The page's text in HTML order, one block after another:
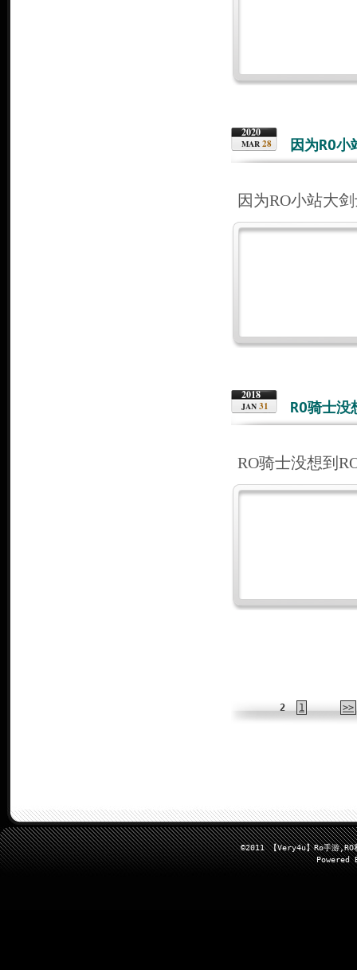
2020
MAR 28 因为RO
因为RO小站大
2018
JAN 31 RO骑士
RO骑士没想到
2 1 >>
©2011 【Very4u】Ro手游,RO
Powered